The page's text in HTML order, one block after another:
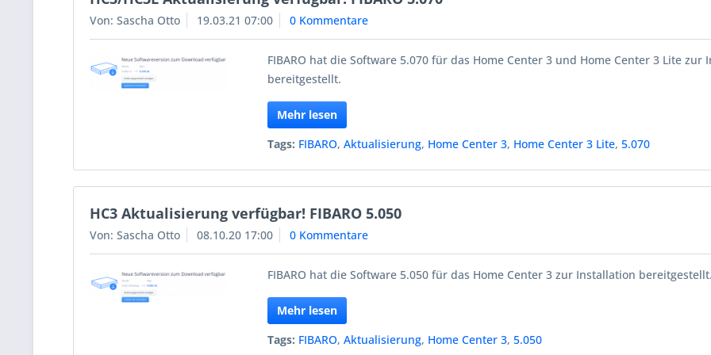
Von: Sascha Otto 19.03.21 07:00 0 Kommentare
FIBARO hat die Software 5.070 für das Home Center 3 und Home Center 3 Lite zur
bereitgestellt.
Mehr lesen
Tags: FIBARO,Aktualisierung, Home Center 3, Home Center 3 Lite,5.070
HC3 Aktualisierung verfügbar! FIBARO 5.050
Von: Sascha Otto 08.10.20 17:00 0 Kommentare
FIBARO hat die Software 5.050 für das Home Center 3 zur Installation bereitgestellt.
Mehr lesen
Tags: FIBARO,Aktualisierung, Home Center 3,5.050